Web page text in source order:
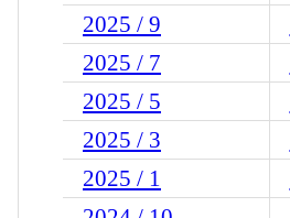
2025 / 9
2025 / 7
2025 / 5
2025 / 3
2025 / 1